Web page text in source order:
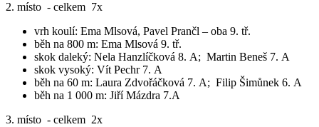
2. místo - celkem 7x
vrh koulí: Ema Mlsová, Pavel Prančl – oba 9. tř.
běh na 800 m: Ema Mlsová 9. tř.
skok daleký: Nela Hanzlíčková 8. A; Martin Beneš 7. A
skok vysoký: Vít Pechr 7. A
běh na 60 m: Laura Zdvořáčková 7. A; Filip Šimůnek 6. A
běh na 1 000 m: Jiří Mázdra 7.A
3. místo - celkem 2x